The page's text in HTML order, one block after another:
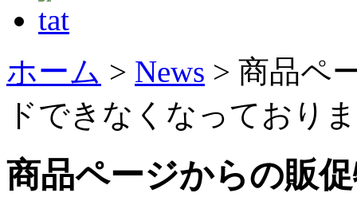
ホーム > News > 商品ペ
ドできなくなっており
商品ページからの販